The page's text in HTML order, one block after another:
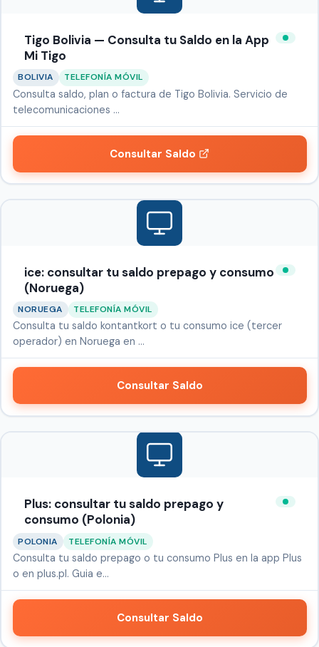
Tigo Bolivia — Consulta tu Saldo en la App
Mi Tigo
BOLIVIA TELEFONÍA MÓVIL
Consulta saldo, plan o factura de Tigo Bolivia. Servicio de
telecomunicaciones …
Consultar Saldo
ice: consultar tu saldo prepago y consumo
(Noruega)
NORUEGA TELEFONÍA MÓVIL
Consulta tu saldo kontantkort o tu consumo ice (tercer
operador) en Noruega en …
Consultar Saldo
Plus: consultar tu saldo prepago y
consumo (Polonia)
POLONIA TELEFONÍA MÓVIL
Consulta tu saldo prepago o tu consumo Plus en la app Plus
o en plus.pl. Guia e…
Consultar Saldo